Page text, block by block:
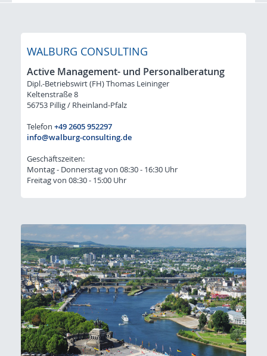
Bauchemie
Kunststoffe / Elastomere
Kontakt & Anfahrt
WALBURG CONSULTING
Active Management- und Personalberatung
Dipl.-Betriebswirt (FH) Thomas Leininger
Keltenstraße 8
56753 Pillig / Rheinland-Pfalz
Telefon +49 2605 952297
info@walburg-consulting.de
Geschäftszeiten:
Montag - Donnerstag von 08:30 - 16:30 Uhr
Freitag von 08:30 - 15:00 Uhr